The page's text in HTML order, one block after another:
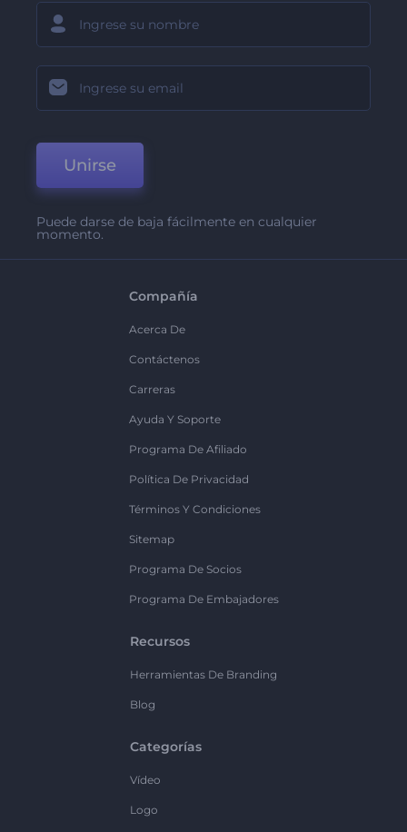
Unirse
Puede darse de baja fácilmente en cualquier
momento.
Compañía
Acerca De
Contáctenos
Carreras
Ayuda Y Soporte
Programa De Afiliado
Política De Privacidad
Términos Y Condiciones
Sitemap
Programa De Socios
Programa De Embajadores
Recursos
Herramientas De Branding
Blog
Categorías
Vídeo
Logo